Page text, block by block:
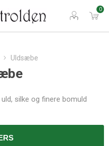
0
Uldsæbe
silke og finere bomuld